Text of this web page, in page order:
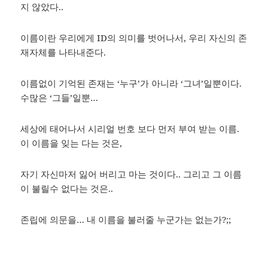
지 않았다..
이름이란 우리에게 ID의 의미를 벗어나서, 우리 자신의 존
재자체를 나타내준다.
이름없이 기억된 존재는 ‘누구’가 아니라 ‘그녀’일뿐이다.
수많은 ‘그들’일뿐…
세상에 태어나서 시리얼 번호 보다 먼저 부여 받는 이름.
이 이름을 잊는 다는 것은,
자기 자신마저 잃어 버리고 마는 것이다.. 그리고 그 이름
이 불릴수 없다는 것은..
존립에 의문을… 내 이름을 불러줄 누군가는 없는가?;;